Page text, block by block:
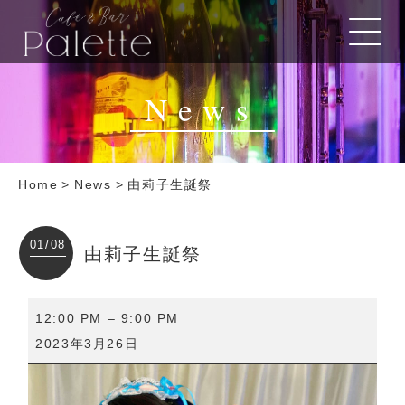
News
Home > News > 由莉子生誕祭
01/08 由莉子生誕祭
子
12:00 PM – 9:00 PM
2023年3月26日